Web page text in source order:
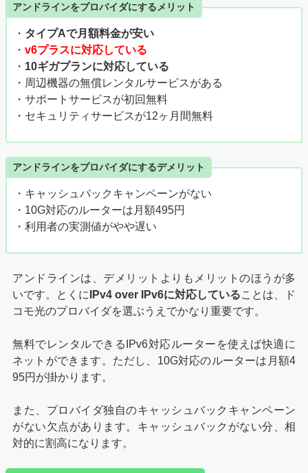
アンドラインをプロバイダにするメリット
・ タイプAで月額料金が安い
・ v6プラスに対応している
・ 10ギガプランに対応している
・周辺機器の無償レンタルサービスがある
・サポートサービスが初回無料
・セキュリティサービスが12ヶ月間無料
アンドラインをプロバイダにするデメリット
・キャッシュバックキャンペーンがない
・10G対応のルーターは月額495円
・利用者の実測値がやや遅い
アンドラインは、デメリットよりもメリットのほうが多
いです。とくに IPv4 over IPv6に対応していることは、ド
コモ光のプロバイダを選ぶうえでかなり重要です。
無料でレンタルできるIPv6対応ルーターを使えば快適に
ネットができます。ただし、10G対応のルーターは月額4
95円が掛かります。
また、プロバイダ独自のキャッシュバックキャンペーン
がない欠点があります。キャッシュバックがない分、相
対的に割高になります。